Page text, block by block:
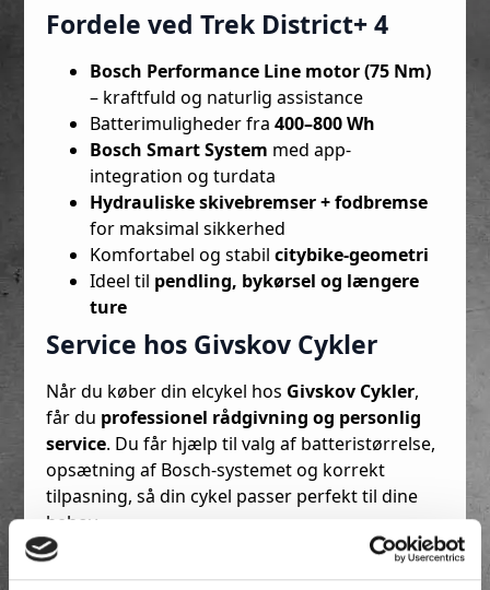
Fordele ved Trek District+ 4
Bosch Performance Line motor (75 Nm)
– kraftfuld og naturlig assistance
Batterimuligheder fra400–800 Wh
Bosch Smart System med app-
integration og turdata
Hydrauliske skivebremser + fodbremse
for maksimal sikkerhed
Komfortabel og stabilcitybike-geometri
Ideel til pendling, bykørsel og længere
ture
Service hos Givskov Cykler
Når du køber din elcykel hos Givskov Cykler,
får du professionel rådgivning og personlig
service. Du får hjælp til valg af batteristørrelse,
opsætning af Bosch-systemet og korrekt
tilpasning, så din cykel passer perfekt til dine
behov.
🔗 Læs mere om Trek her:
Trek Bikes Danmark